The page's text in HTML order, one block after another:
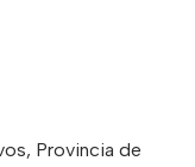
Provincia de